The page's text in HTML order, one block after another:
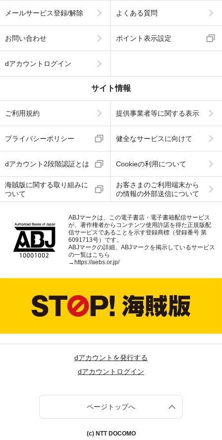
メールサービス登録/解除 よくある質問
お問い合わせ ポイント表示設定
dアカウントログイン
サイト情報
ご利用規約 提供事業者等に関する表示
プライバシーポリシー 健全なサービスに向けて
dアカウント2段階認証とは Cookieの利用について
海賊版に関する取り組みに
ついて
お客さまのご利用端末から
の情報の外部送信について
ABJマークは、この電子書店・電子書籍配信サービス
が、著作権者からコンテンツ使用許諾を得た正規版配
信サービスであることを示す登録商標（登録番号 第
6091713号）です。
ABJマークの詳細、ABJマークを掲示しているサービス
の一覧はこちら
→ https://aebs.or.jp/
dアカウントを発行する
dアカウントログイン
ページトップへ
(c) NTT DOCOMO